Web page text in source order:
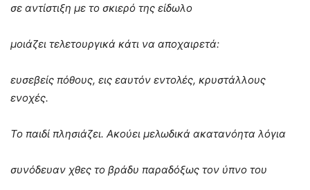
σε αντίστιξη με το σκιερό της είδωλο
μοιάζει τελετουργικά κάτι να αποχαιρετά:
ευσεβείς πόθους, εις εαυτόν εντολές, κρυστάλλους
ενοχές.
Το παιδί πλησιάζει. Ακούει μελωδικά ακατανόητα λόγια
συνόδευαν χθες το βράδυ παραδόξως τον ύπνο του